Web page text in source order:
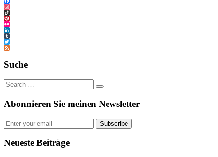
Facebook
Instagram
TikTok
Pinterest
Flickr
LinkedIn
Tumblr
Twitter
Feed
Suche
Abonnieren Sie meinen Newsletter
Subscribe
Neueste Beiträge